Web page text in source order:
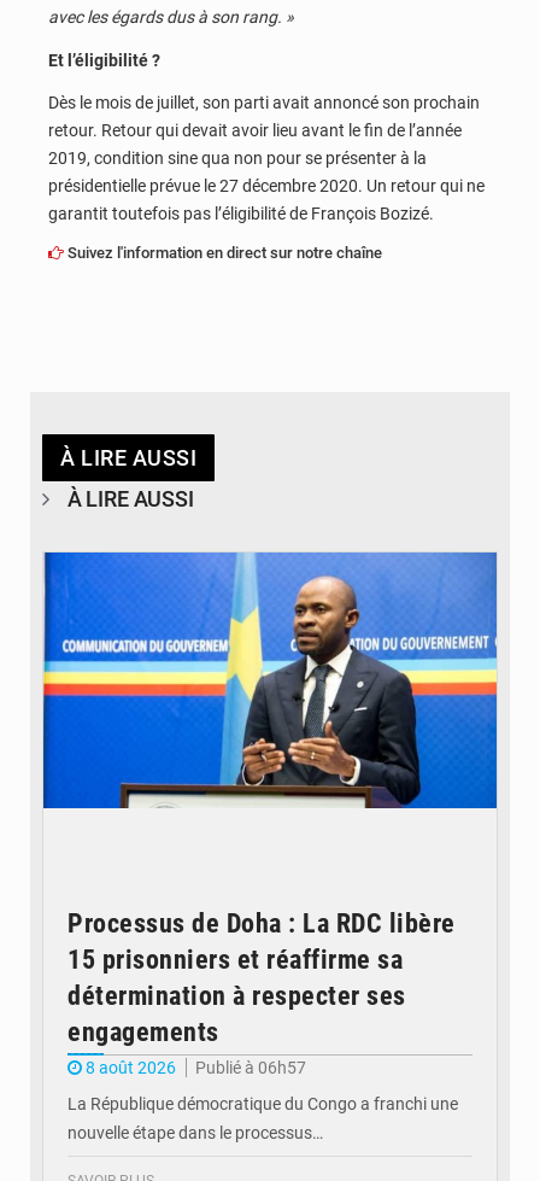
avec les égards dus à son rang. »
Et l’éligibilité ?
Dès le mois de juillet, son parti avait annoncé son prochain
retour. Retour qui devait avoir lieu avant le fin de l’année
2019, condition sine qua non pour se présenter à la
présidentielle prévue le 27 décembre 2020. Un retour qui ne
garantit toutefois pas l’éligibilité de François Bozizé.
Suivez l'information en direct sur notre chaîne
À LIRE AUSSI
À LIRE AUSSI
Processus de Doha : La RDC libère
15 prisonniers et réaffirme sa
détermination à respecter ses
engagements
8 août 2026
Publié à 06h57
La République démocratique du Congo a franchi une
nouvelle étape dans le processus…